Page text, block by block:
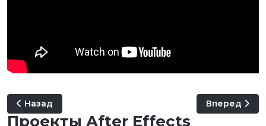
Предыдущий: After Effects Andrew Kramer (Урок 40:
Назад Следующий:
Вперед
Проекты After Effects